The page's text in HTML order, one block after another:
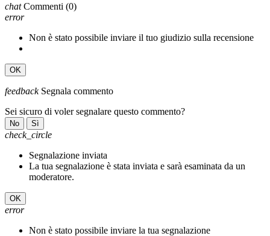
chat Commenti (0)
error
Non è stato possibile inviare il tuo giudizio sulla recensione
OK
feedback Segnala commento
Sei sicuro di voler segnalare questo commento?
No Sì
check_circle
Segnalazione inviata
La tua segnalazione è stata inviata e sarà esaminata da un
moderatore.
OK
error
Non è stato possibile inviare la tua segnalazione